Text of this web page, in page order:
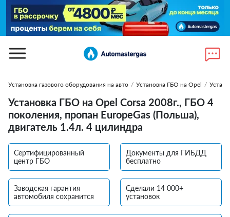
Установка газового оборудования на авто / Установка ГБО на Opel /
Установка ГБО на Opel Corsa 2008г., ГБО 4
поколения, пропан EuropeGas (Польша),
двигатель 1.4л. 4 цилиндра
Сертифицированный
центр ГБО
Документы для ГИБДД
бесплатно
Заводская гарантия
автомобиля сохранится
Сделали 14 000+
установок